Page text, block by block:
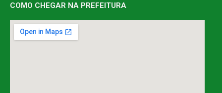
COMO CHEGAR NA PREFEITURA